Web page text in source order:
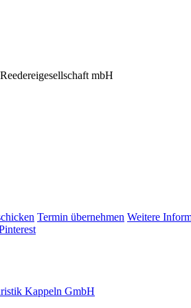
mbH
Termin übernehmen Weitere